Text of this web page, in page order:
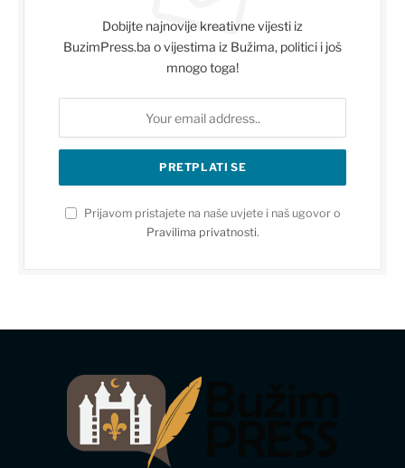
Dobijte najnovije kreativne vijesti iz
BuzimPress.ba o vijestima iz Bužima, politici i još
mnogo toga!
Prijavom pristajete na naše uvjete i naš ugovor o
Pravilima privatnosti.